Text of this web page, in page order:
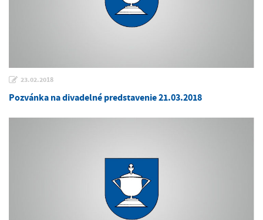
23.02.2018
Pozvánka na divadelné predstavenie 21.03.2018